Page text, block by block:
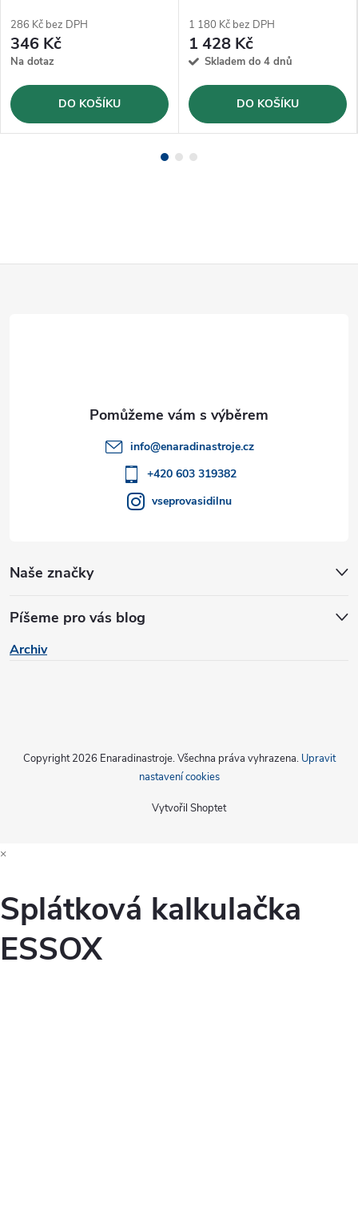
286 Kč bez DPH
346 Kč
Na dotaz
DO KOŠÍKU
1 180 Kč bez DPH
1 428 Kč
Skladem do 4 dnů
DO KOŠÍKU
Naše značky
Píšeme pro vás blog
Archiv
info@enaradinastroje.cz
+420 603 319382
vseprovasidilnu
Vytvořil Shoptet
Copyright 2026 Enaradinastroje. Všechna práva vyhrazena. Upravit
nastavení cookies
×
Splátková kalkulačka
ESSOX